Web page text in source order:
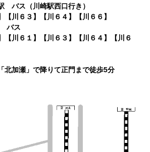
バス（川崎駅西口行き）
【川６３】【川６４】【川６６】
バス
【川６１】【川６３】【川６４】【川６
北加瀬」で降りて正門まで徒歩5分